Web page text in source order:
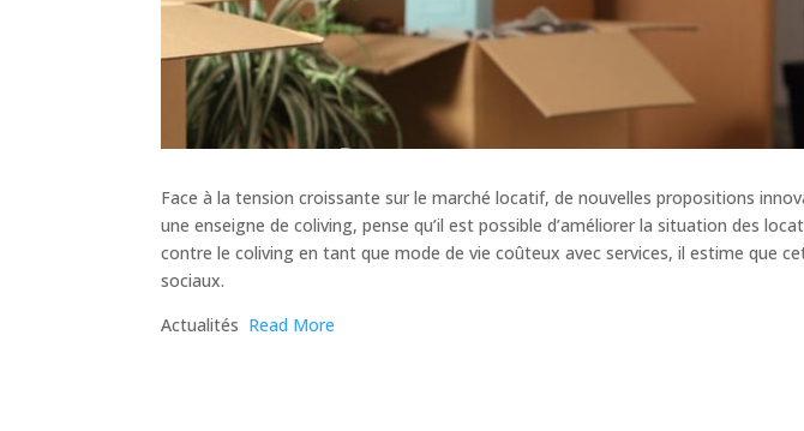
Face à la tension croissante sur le marché locatif, de nouvelles propositions
une enseigne de coliving, pense qu’il est possible d’améliorer la situation des
contre le coliving en tant que mode de vie coûteux avec services, il estime
sociaux.
​Actualités Read More